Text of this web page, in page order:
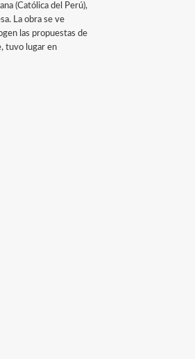
(Católica del Perú),
La obra se ve
las propuestas de
tuvo lugar en